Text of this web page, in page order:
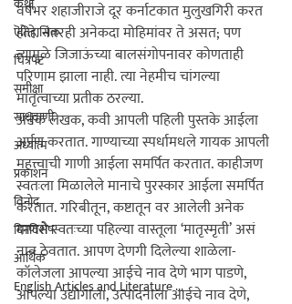
ऎतिहासिक
चित्रपट
समीक्षा
साधुवाणी
अध्यात्म
प्रकाशन
विनोद
दिनविशेष
आर्थिक
English Articles and Literature ...
वर्षभर शहाजीराजे दूर कर्नाटकात मुलुखगिरी करत
होते. नंतरही अनेकदा मोहिमांवर ते असत; पण
त्यामुळे जिजाऊंच्या बालसंगोपनावर कोणताही
परिणाम झाला नाही. त्या नेहमीच चांगल्या
मातृत्वाच्या प्रतीक ठरल्या.
अनेक लेखक, कवी आपली पहिली पुस्तके आईला
अर्पण करतात. गाण्याच्या स्पर्धामधले गायक आपली
महत्त्वाची गाणी आईला समर्पित करतात. काहीजण
स्वतःला मिळालेले मानाचे पुरस्कार आईला समर्पित
करतात. गरिबीतून, कष्टातून वर आलेली अनेक
माणसे स्वतःच्या पहिल्या वास्तूला ‘मातृस्मृती’ असं
नाव ठेवतात. आपण देणगी दिलेल्या शाळेला-
कॉलेजला आपल्या आईचे नाव देणे भाग पाडणे,
आपल्या उद्योगाला, उत्पादनाला आईचे नाव देणे,